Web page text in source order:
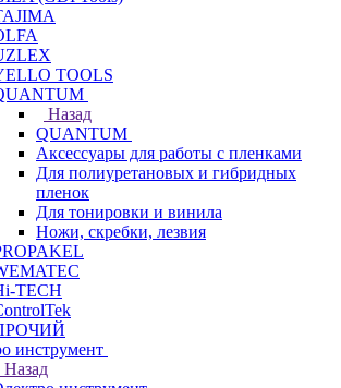
TOOLS
Назад
QUANTUM
Аксессуары для работы с пленками
Для полиуретановых и гибридных
пленок
Для тонировки и винила
Ножи, скребки, лезвия
TECH
инструмент
Назад